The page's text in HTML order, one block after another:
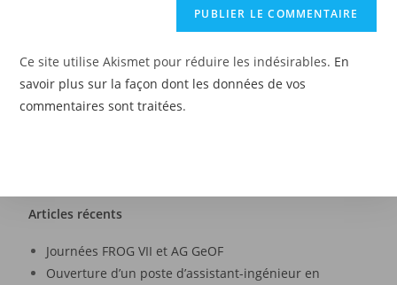
Ce site utilise Akismet pour réduire les indésirables. En
savoir plus sur la façon dont les données de vos
commentaires sont traitées.
Articles récents
Journées FROG VII et AG GeOF
Ouverture d’un poste d’assistant-ingénieur en